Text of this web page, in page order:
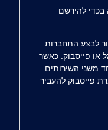
בכדי להירשם
לבצע התחברות
או פייסבוק. כאשר
משני השירותים
פייסבוק להעביר